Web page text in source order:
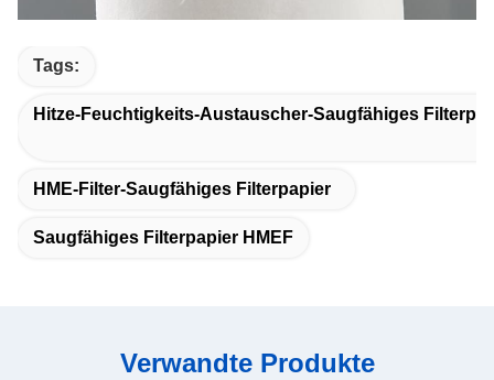
Tags:
Hitze-Feuchtigkeits-Austauscher-Saugfähiges
HME-Filter-Saugfähiges Filterpapier
Saugfähiges Filterpapier HMEF
Verwandte Produkte